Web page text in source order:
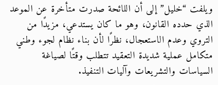
ويلفت “خليل” إلى أن اللائحة صدرت متأخرة عن الموعد
الذي حدده القانون، وهو ما كان يستدعي، مزيدًا من
التروي وعدم الاستعجال، نظرًا لأن بناء نظام لجوء وطني
متكامل عملية شديدة التعقيد تتطلب وقتًا لصياغة
السياسات والتشريعات وآليات التنفيذ.